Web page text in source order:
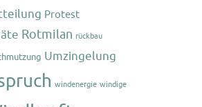
Protest
Rotmilan rückbau
Umzingelung
windenergie windige